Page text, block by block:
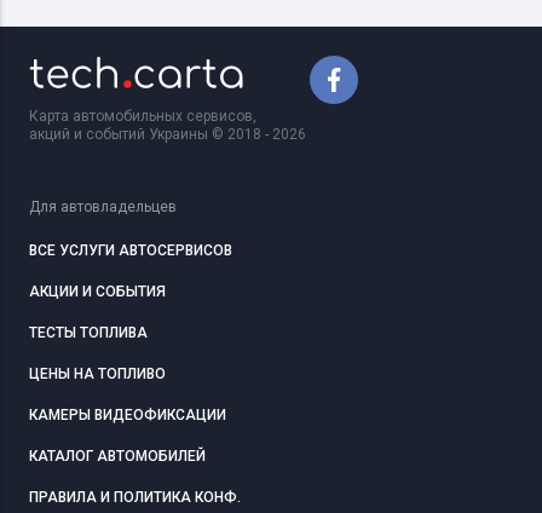
Карта автомобильных сервисов,
акций и событий Украины © 2018 - 2026
Для автовладельцев
ВСЕ УСЛУГИ АВТОСЕРВИСОВ
АКЦИИ И СОБЫТИЯ
ТЕСТЫ ТОПЛИВА
ЦЕНЫ НА ТОПЛИВО
КАМЕРЫ ВИДЕОФИКСАЦИИ
КАТАЛОГ АВТОМОБИЛЕЙ
ПРАВИЛА И ПОЛИТИКА КОНФ.